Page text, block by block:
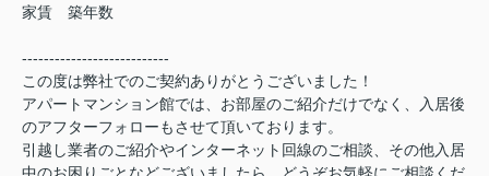
家賃 築年数
---------------------------
この度は弊社でのご契約ありがとうございました！
アパートマンション館では、お部屋のご紹介だけでなく、入居後
のアフターフォローもさせて頂いております。
引越し業者のご紹介やインターネット回線のご相談、その他入居